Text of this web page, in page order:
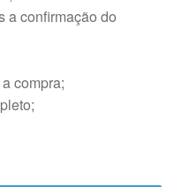
a confirmação do
compra;